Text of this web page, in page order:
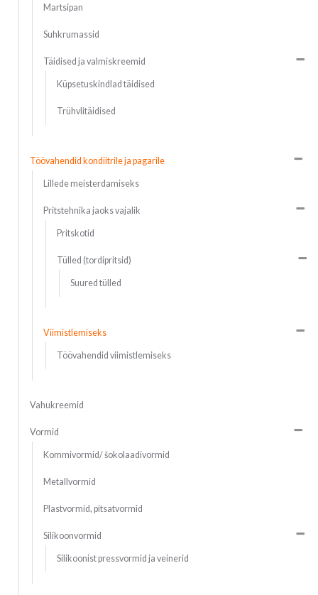
Martsipan
Suhkrumassid
Täidised ja valmiskreemid
Küpsetuskindlad täidised
Trühvlitäidised
Töövahendid kondiitrile ja pagarile
Lillede meisterdamiseks
Pritstehnika jaoks vajalik
Pritskotid
Tülled (tordipritsid)
Suured tülled
Viimistlemiseks
Töövahendid viimistlemiseks
Vahukreemid
Vormid
Kommivormid/ šokolaadivormid
Metallvormid
Plastvormid, pitsatvormid
Silikoonvormid
Silikoonist pressvormid ja veinerid